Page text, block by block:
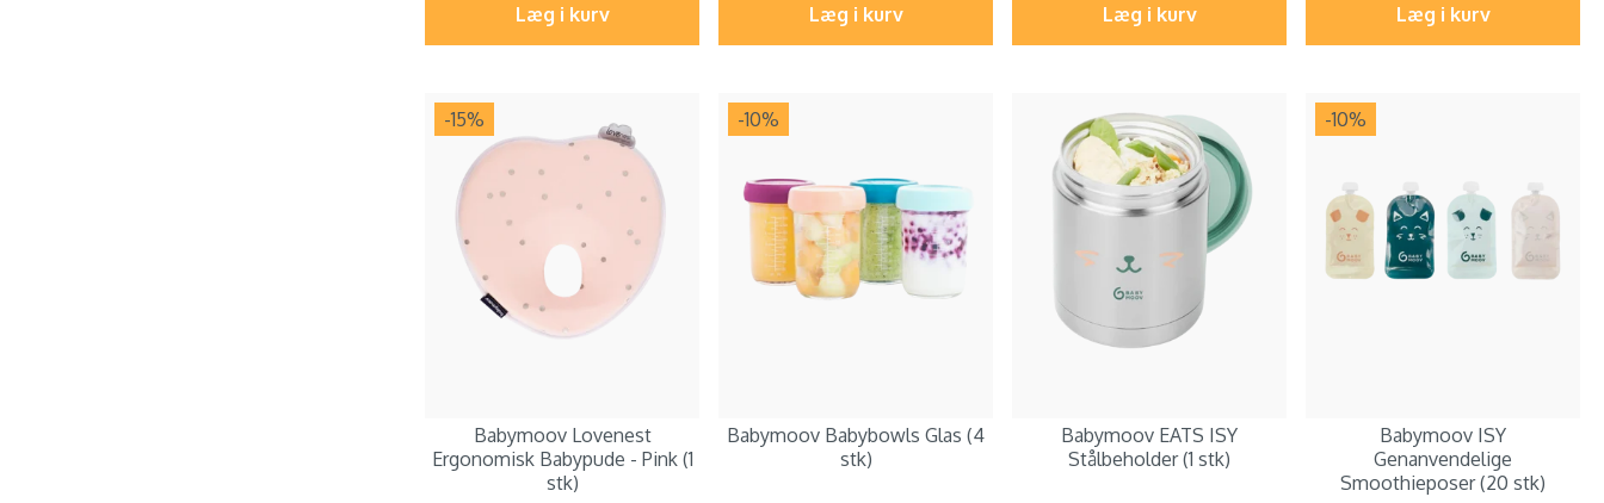
Læg i kurv Læg i kurv Læg i kurv Læg i kurv
-15%
Babymoov Lovenest
Ergonomisk Babypude - Pink (1
stk)
-10%
Babymoov Babybowls Glas (4
stk)
Babymoov EATS ISY
Stålbeholder (1 stk)
-10%
Babymoov ISY
Genanvendelige
Smoothieposer (20 stk)